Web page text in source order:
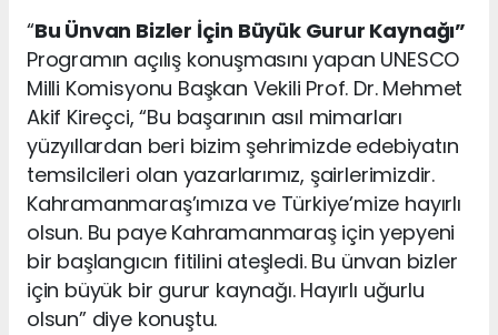
“Bu Ünvan Bizler İçin Büyük Gurur Kaynağı”
Programın açılış konuşmasını yapan UNESCO
Milli Komisyonu Başkan Vekili Prof. Dr. Mehmet
Akif Kireçci, “Bu başarının asıl mimarları
yüzyıllardan beri bizim şehrimizde edebiyatın
temsilcileri olan yazarlarımız, şairlerimizdir.
Kahramanmaraş’ımıza ve Türkiye’mize hayırlı
olsun. Bu paye Kahramanmaraş için yepyeni
bir başlangıcın fitilini ateşledi. Bu ünvan bizler
için büyük bir gurur kaynağı. Hayırlı uğurlu
olsun” diye konuştu.